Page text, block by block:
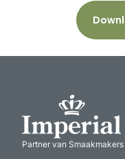
Partner van Smaakmakers